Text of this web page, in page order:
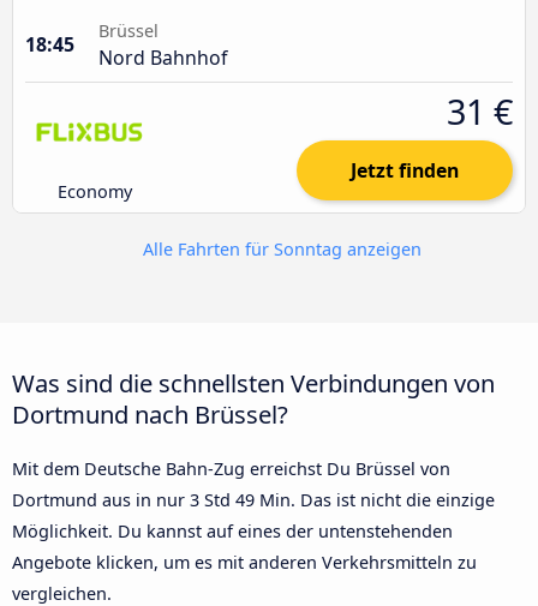
18:45
Brüssel
Nord Bahnhof
Economy
31 €
Jetzt finden
Alle Fahrten für Sonntag anzeigen
Was sind die schnellsten Verbindungen von
Dortmund nach Brüssel?
Mit dem Deutsche Bahn-Zug erreichst Du Brüssel von
Dortmund aus in nur 3 Std 49 Min. Das ist nicht die einzige
Möglichkeit. Du kannst auf eines der untenstehenden
Angebote klicken, um es mit anderen Verkehrsmitteln zu
vergleichen.